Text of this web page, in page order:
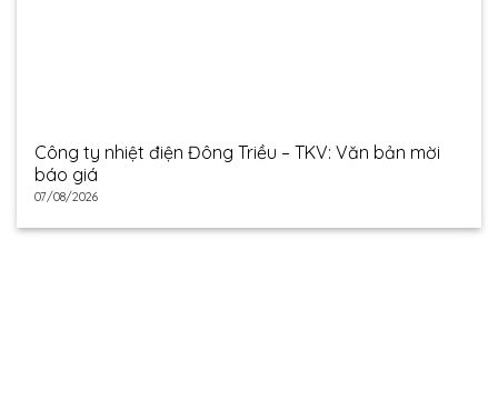
Công ty nhiệt điện Đông Triều – TKV: Văn bản mời
báo giá
07/08/2026